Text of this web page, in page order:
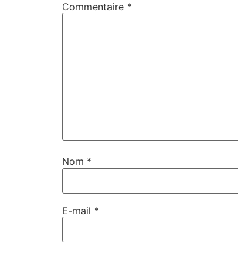
Commentaire *
Nom *
E-mail *